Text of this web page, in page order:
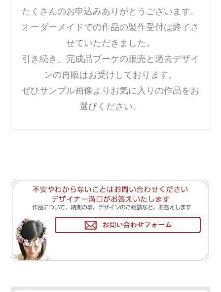
たくさんのお申込みありがとうございます。
オーダーメイドでの作品の製作受付は終了さ
せていただきました。
引き続き、完成品ブーケの販売と過去デザイ
ンの再販はお受けしております。
ぜひサンプル画像よりお気に入りの作品をお
選びください。